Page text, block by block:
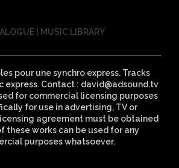
| MUSIC LIBRARY
pour une synchro express. Tracks
express. Contact : david@adsound.tv
for commercial licensing purposes
for use in advertising, TV or
agreement must be obtained
these works can be used for any
purposes whatsoever.